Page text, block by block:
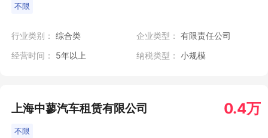
不限
行业类别： 综合类 企业类型： 有限责任公司
经营时间：
5年以上 纳税类型： 小规模
上海中蓼汽车租赁有限公司 0.4万
不限